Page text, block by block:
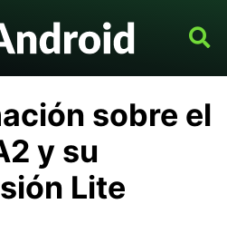
sobre el
y su
Lite